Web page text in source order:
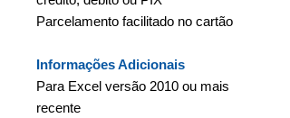
Parcelamento facilitado no cartão
Informações Adicionais
Para Excel versão 2010 ou mais
recente